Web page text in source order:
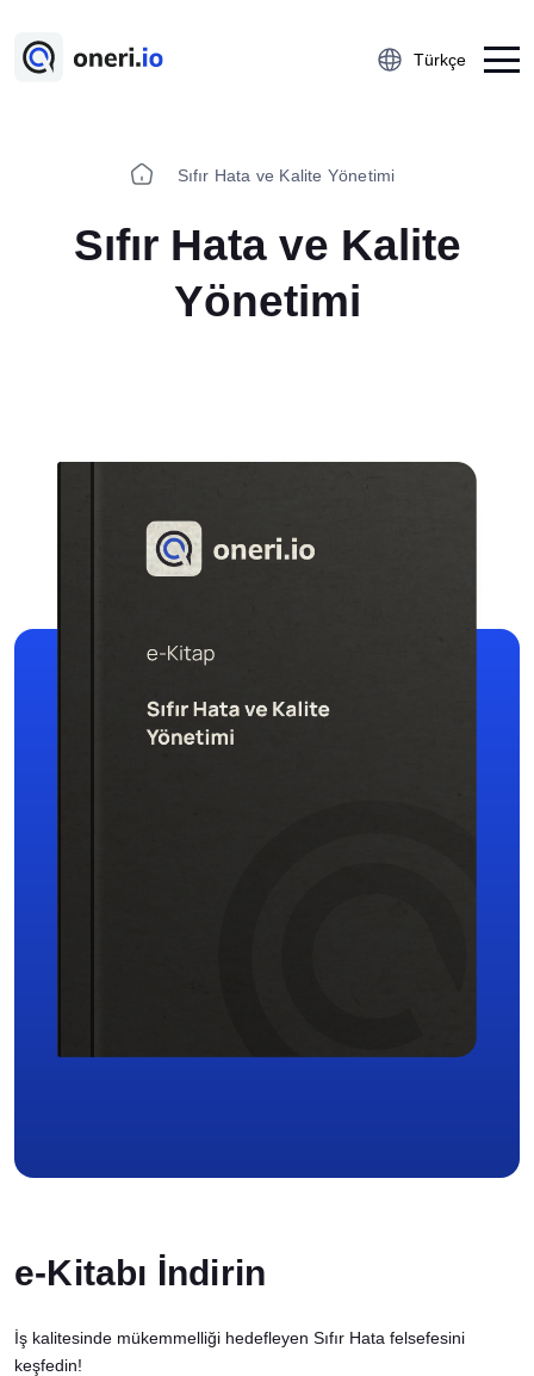
Türkçe
Çalışan Öneri Sistemi
5S Denetim Yönetimi
Önce-Sonra Kaizen
Ramak Kala Raporlama
Dijital Denetim Yönetimi
Eğitim Yönetim Sistemi
Müşteri Talep Yönetimi
Sıfır Hata ve Kalite Yönetimi
Sıfır Hata ve Kalite
Yönetimi
e-Kitabı İndirin
İş kalitesinde mükemmelliği hedefleyen Sıfır Hata felsefesini
keşfedin!